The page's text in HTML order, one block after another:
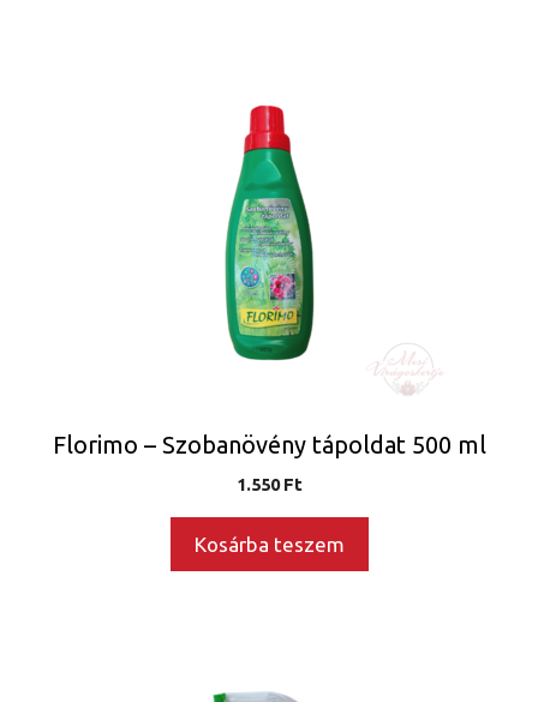
Florimo – Szobanövény tápoldat 500 ml
1.550Ft
Kosárba teszem